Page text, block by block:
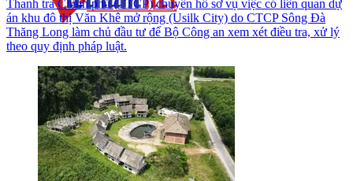
Thanh tra Chính phủ (TTCP) chuyển hồ sơ vụ việc có liên quan dự
án khu đô thị Văn Khê mở rộng (Usilk City) do CTCP Sông Đà
Thăng Long làm chủ đầu tư để Bộ Công an xem xét điều tra, xử lý
theo quy định pháp luật.